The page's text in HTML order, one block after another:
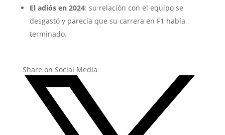
El adiós en 2024: su relación con el equipo se
desgastó y parecía que su carrera en F1 había
terminado.
Share on Social Media